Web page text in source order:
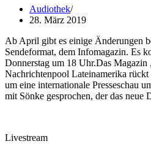
Audiothek
28. März 2019
Ab April gibt es einige Änderungen
Sendeformat, dem Infomagazin. Es
Donnerstag um 18 Uhr.Das Magazin
Nachrichtenpool Lateinamerika
um eine internationale Presseschau
mit Sönke gesprochen, der das neue
Livestream